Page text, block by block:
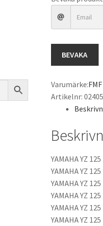
mängd
BEVAKA
Varumärke:FMF
Artikelnr:
YAMAHA YZ 125
YAMAHA YZ 125
YAMAHA YZ 125
YAMAHA YZ 125
YAMAHA YZ 125
YAMAHA YZ 125